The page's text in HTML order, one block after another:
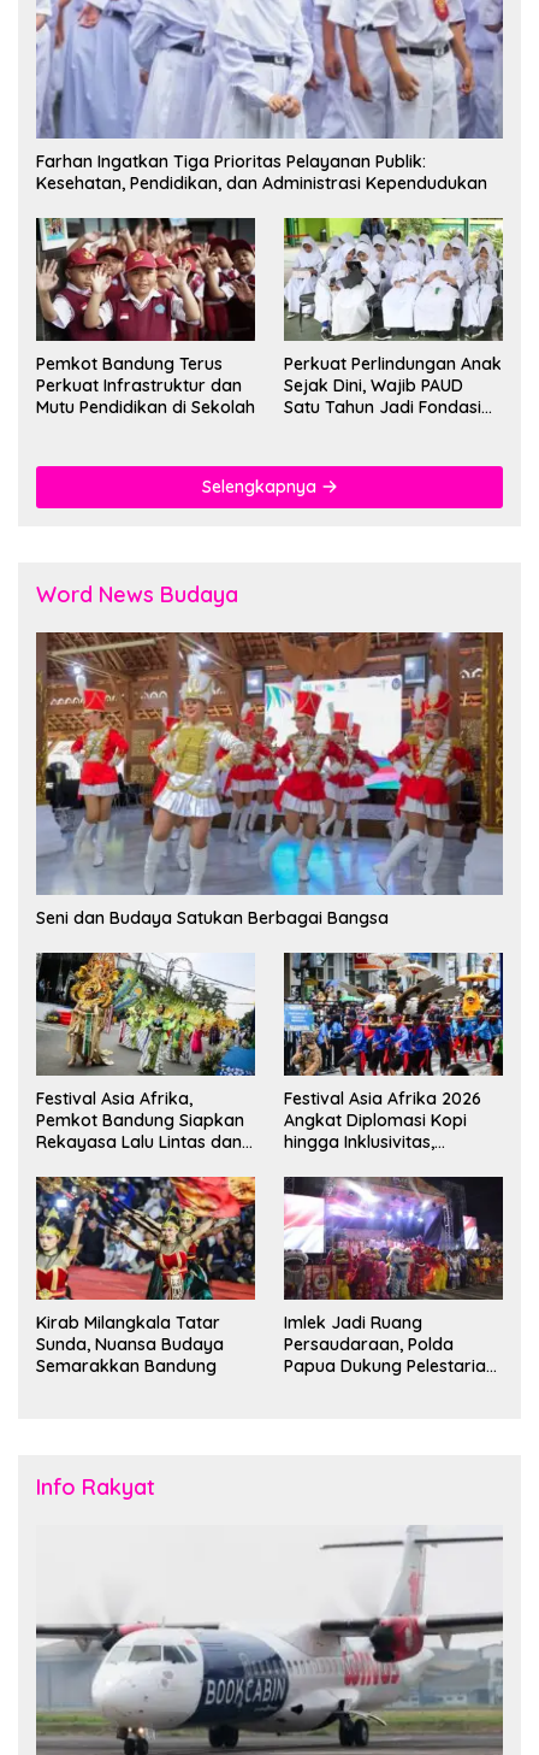
Farhan Ingatkan Tiga Prioritas Pelayanan Publik:
Kesehatan, Pendidikan, dan Administrasi Kependudukan
Pemkot Bandung Terus
Perkuat Infrastruktur dan
Mutu Pendidikan di Sekolah
Perkuat Perlindungan Anak
Sejak Dini, Wajib PAUD
Satu Tahun Jadi Fondasi
Selengkapnya
Word News Budaya
Seni dan Budaya Satukan Berbagai Bangsa
Festival Asia Afrika,
Pemkot Bandung Siapkan
Rekayasa Lalu Lintas dan
Festival Asia Afrika 2026
Angkat Diplomasi Kopi
hingga Inklusivitas,
Duta Besar
Kirab Milangkala Tatar
Sunda, Nuansa Budaya
Semarakkan Bandung
Imlek Jadi Ruang
Persaudaraan, Polda
Papua Dukung Pelestarian
Info Rakyat